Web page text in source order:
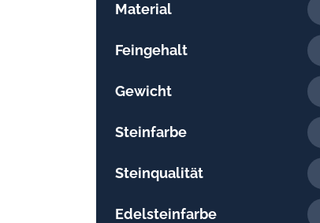
Material
Feingehalt
Gewicht
Steinfarbe
Steinqualität
Edelsteinfarbe